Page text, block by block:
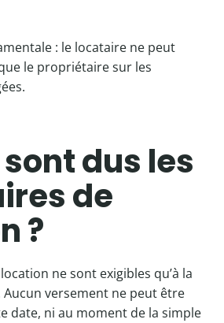
: le locataire ne peut
le propriétaire sur les
dus les
de
?
ne sont exigibles qu’à la
Aucun versement ne peut être
date, ni au moment de la simple